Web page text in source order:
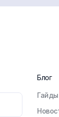
Блог
Гайды